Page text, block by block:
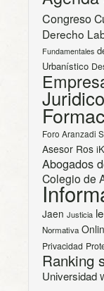
Congreso
Derecho
Fundamentales
Urbanístico
Foro Aranzadi
Asesor Ros
Abogados
Colegio de
Jaen Justicia
Normativa
Privacidad
Ranking
Universidad